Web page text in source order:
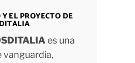
EL PROYECTO DE
es una
vanguardia,